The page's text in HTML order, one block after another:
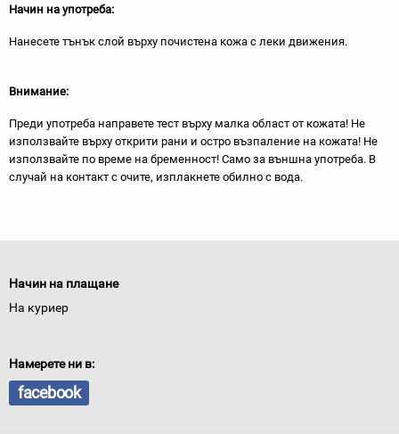
Начин на употреба:
Нанесете тънък слой върху почистена кожа с леки движения.
Внимание:
Преди употреба направете тест върху малка област от кожата! Не
използвайте върху открити рани и остро възпаление на кожата! Не
използвайте по време на бременност! Само за външна употреба. В
случай на контакт с очите, изплакнете обилно с вода.
Начин на плащане
На куриер
Намерете ни в:
facebook